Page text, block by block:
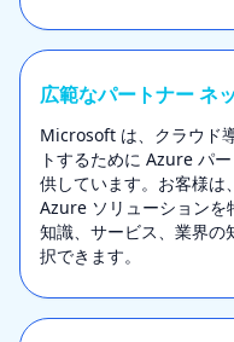
広範なパートナー ネ
Microsoft は、クラウド
トするために Azure パ
供しています。お客様は
Azure ソリューションを
知識、サービス、業界の
択できます。